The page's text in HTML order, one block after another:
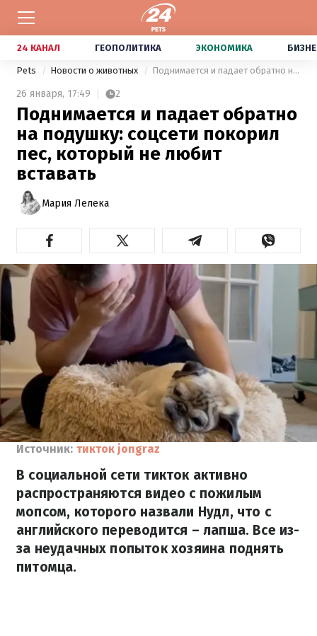
24 КАНАЛ ГЕОПОЛИТИКА ЭКОНОМИКА
Pets Новости о животных Поднимается и падает обратно на подушку: соцсети покорил пес, который не любит вставать
26 января, 17:49 2
Поднимается и падает обратно
на подушку: соцсети покорил
пес, который не любит
вставать
Мария Лелека
Источник: тикток jongraz
В социальной сети тикток активно
распространяются видео с пожилым
мопсом, которого назвали Нудл, что с
английского переводится – лапша. Все из-
за неудачных попыток хозяина поднять
питомца.